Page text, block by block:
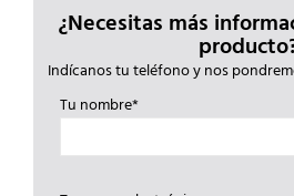
¿Necesitas más
Indícanos tu teléfono y nos
Tu nombre*